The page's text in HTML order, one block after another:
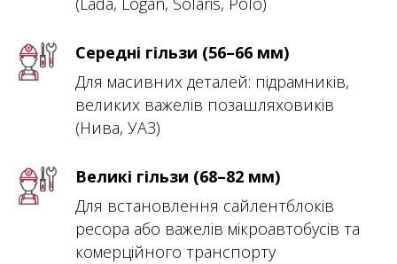
Середні гільзи (56–66 мм)
Для масивних деталей: підрамників,
великих важелів позашляховиків
(Нива, УАЗ)
Великі гільзи (68–82 мм)
Для встановлення сайлентблоків
ресора або важелів мікроавтобусів та
комерційного транспорту